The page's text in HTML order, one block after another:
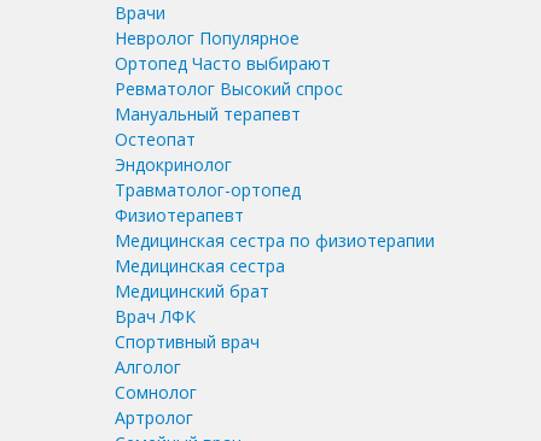
Врачи
Невролог Популярное
Ортопед Часто выбирают
Ревматолог Высокий спрос
Мануальный терапевт
Остеопат
Эндокринолог
Травматолог-ортопед
Физиотерапевт
Медицинская сестра по физиотерапии
Медицинская сестра
Медицинский брат
Врач ЛФК
Спортивный врач
Алголог
Сомнолог
Артролог